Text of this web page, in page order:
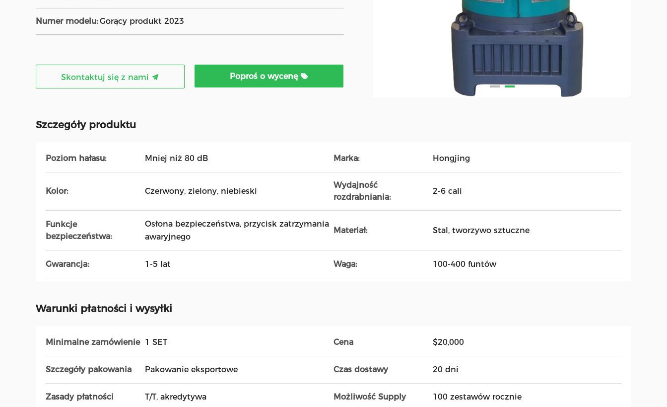
Numer modelu: Gorący produkt 2023
Skontaktuj się z nami Poproś o wycenę
Szczegóły produktu
Poziom hałasu: Mniej niż 80 dB Marka: Hongjing
Kolor: Czerwony, zielony, niebieski
Wydajność
rozdrabniania:
2-6 cali
Funkcje
bezpieczeństwa:
Osłona bezpieczeństwa, przycisk zatrzymania
awaryjnego
Materiał: Stal, tworzywo sztuczne
Gwarancja: 1-5 lat Waga: 100-400 funtów
Warunki płatności i wysyłki
Minimalne zamówienie 1 SET Cena $20,000
Szczegóły pakowania Pakowanie eksportowe Czas dostawy 20 dni
Zasady płatności T/T, akredytywa Możliwość Supply 100 zestawów rocznie